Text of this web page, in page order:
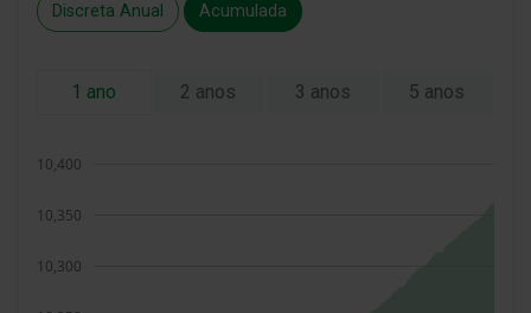
Discreta Anual Acumulada
1 ano 2 anos 3 anos 5 anos